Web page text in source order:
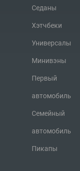
Седаны
Хэтчбеки
Универсалы
Минивэны
Первый
автомобиль
Семейный
автомобиль
Пикапы